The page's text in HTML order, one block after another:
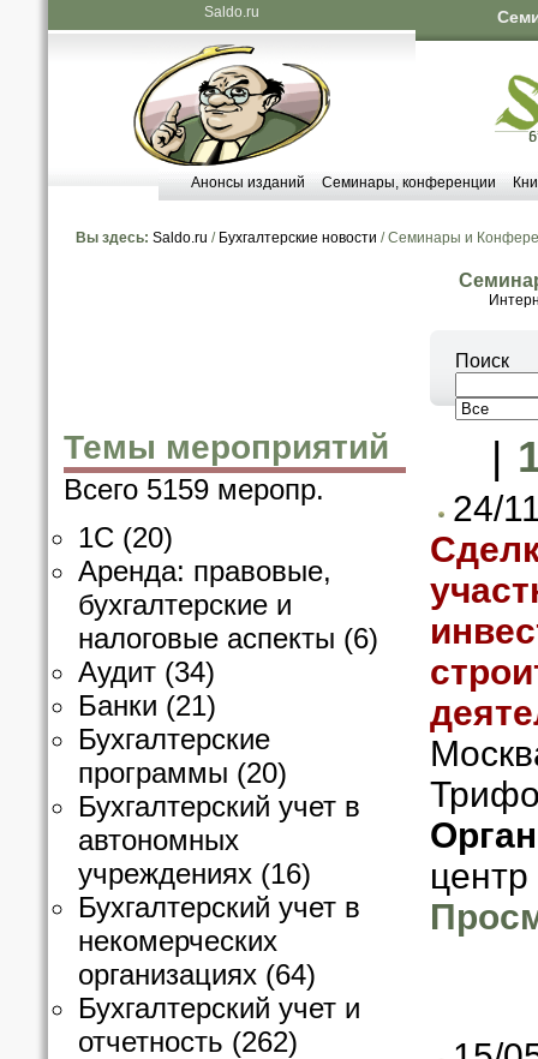
Saldo.ru
Анонсы изданий Семинары, конференции
Вы здесь: Saldo.ru / Бухгалтерские новости / Семинары и
Поиск
Темы мероприятий
Всего 5159 меропр.
1C (20)
Аренда: правовые,
бухгалтерские и
налоговые аспекты (6)
Аудит (34)
Банки (21)
Бухгалтерские
программы (20)
Бухгалтерский учет в
автономных
учреждениях (16)
Бухгалтерский учет в
некомерческих
организациях (64)
Бухгалтерский учет и
отчетность (262)
24/